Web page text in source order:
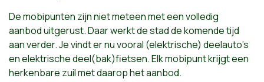
De mobipunten zijn niet meteen met een volledig
aanbod uitgerust. Daar werkt de stad de komende tijd
aan verder. Je vindt er nu vooral (elektrische) deelauto's
en elektrische deel(bak)fietsen. Elk mobipunt krijgt een
herkenbare zuil met daarop het aanbod.